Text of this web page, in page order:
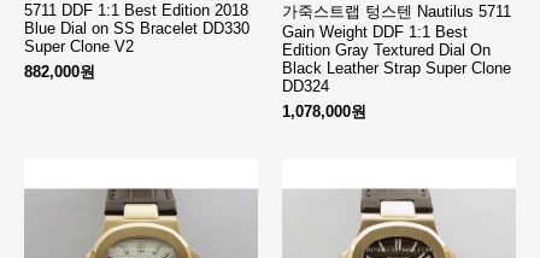
5711 DDF 1:1 Best Edition 2018
Blue Dial on SS Bracelet DD330
Super Clone V2
882,000원
가죽스트랩 텅스텐 Nautilus 5711
Gain Weight DDF 1:1 Best
Edition Gray Textured Dial On
Black Leather Strap Super Clone
DD324
1,078,000원